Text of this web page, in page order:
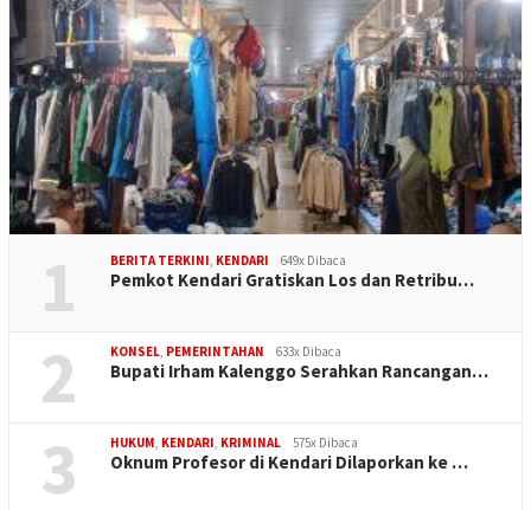
1 BERITA TERKINI, KENDARI 649x Dibaca
Pemkot Kendari Gratiskan Los dan Retribu…
2 KONSEL, PEMERINTAHAN 633x Dibaca
Bupati Irham Kalenggo Serahkan Rancangan…
3 HUKUM, KENDARI, KRIMINAL 575x Dibaca
Oknum Profesor di Kendari Dilaporkan ke …